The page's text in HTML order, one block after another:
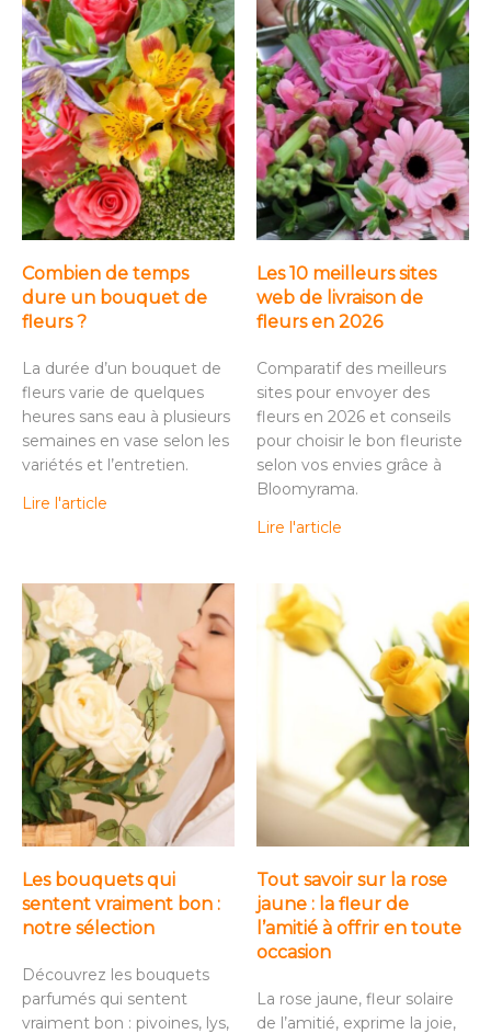
Combien de temps
dure un bouquet de
fleurs ?
La durée d’un bouquet de
fleurs varie de quelques
heures sans eau à plusieurs
semaines en vase selon les
variétés et l’entretien.
Lire l'article
Les 10 meilleurs sites
web de livraison de
fleurs en 2026
Comparatif des meilleurs
sites pour envoyer des
fleurs en 2026 et conseils
pour choisir le bon fleuriste
selon vos envies grâce à
Bloomyrama.
Lire l'article
Les bouquets qui
sentent vraiment bon :
notre sélection
Découvrez les bouquets
parfumés qui sentent
vraiment bon : pivoines, lys,
Tout savoir sur la rose
jaune : la fleur de
l’amitié à offrir en toute
occasion
La rose jaune, fleur solaire
de l’amitié, exprime la joie,